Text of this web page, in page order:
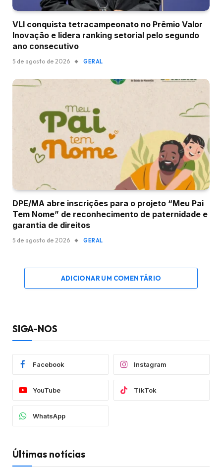
VLI conquista tetracampeonato no Prêmio Valor
Inovação e lidera ranking setorial pelo segundo
ano consecutivo
5 de agosto de 2026 GERAL
DPE/MA abre inscrições para o projeto “Meu Pai
Tem Nome” de reconhecimento de paternidade e
garantia de direitos
5 de agosto de 2026 GERAL
ADICIONAR UM COMENTÁRIO
SIGA-NOS
Facebook Instagram
YouTube TikTok
WhatsApp
Últimas notícias